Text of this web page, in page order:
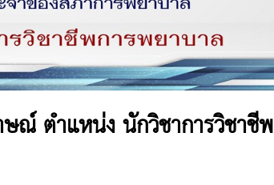
ณ์ ตำแหน่ง นักวิชาการวิชาชีพ